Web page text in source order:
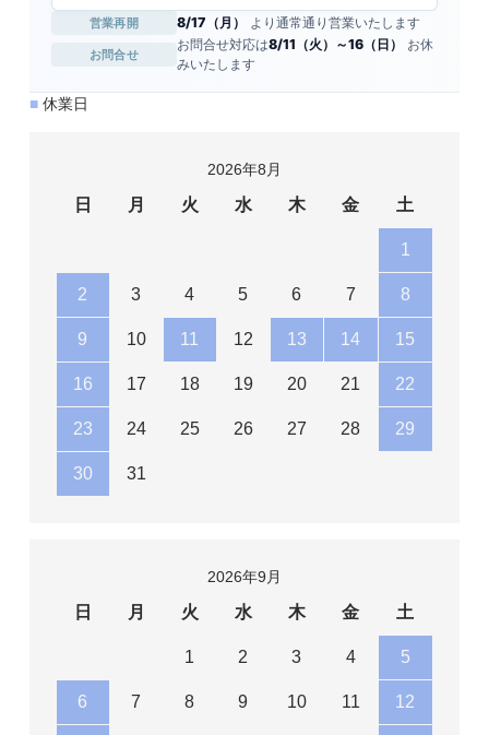
営業再開 8/17（月） より通常通り営業いたします
お問合せ
お問合せ対応は8/11（火）～16（日）
お休
みいたします
■休業日
2026年8月
日 月 火 水 木 金 土
1
2 3 4 5 6 7 8
9 10 11 12 13 14 15
16 17 18 19 20 21 22
23 24 25 26 27 28 29
30 31
2026年9月
日 月 火 水 木 金 土
1 2 3 4 5
6 7 8 9 10 11 12